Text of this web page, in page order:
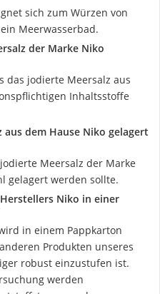
sich zum Würzen von
Meerwasserbad.
der Marke Niko
das jodierte Meersalz aus
Inhaltsstoffe
dem Hause Niko gelagert
Meersalz der Marke
gelagert werden sollte.
Niko in einer
in einem Pappkarton
Produkten unseres
robust einzustufen ist.
werden